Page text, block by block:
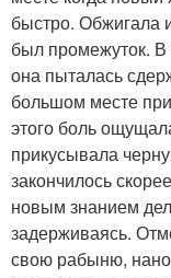
быстро. Обжигала
был промежуток. В
она пыталась
большом месте
этого боль
прикусывала
закончилось
новым знанием
задерживаясь.
свою рабыню,